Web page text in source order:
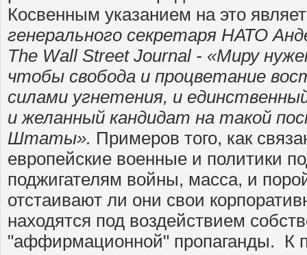
Косвенным указанием на это
генерального секретаря НАТО
The Wall Street Journal - «Миру
чтобы свобода и процветание
силами угнетения, и
и желанный кандидат на такой
Штаты». Примеров того, как
европейские военные и политики
поджигателям войны, масса, и
отстаивают ли они свои
находятся под воздействием
"аффирмационной" пропаганды. К